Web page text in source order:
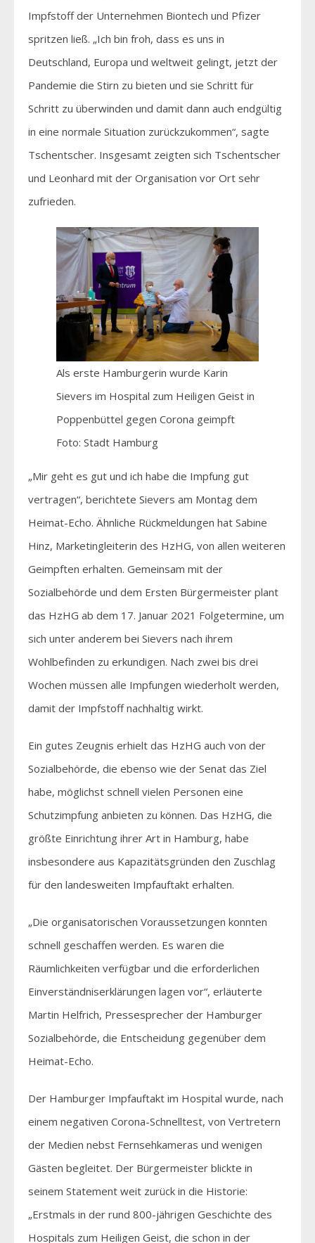
Impfstoff der Unternehmen Biontech und Pfizer
spritzen ließ. „Ich bin froh, dass es uns in
Deutschland, Europa und weltweit gelingt, jetzt der
Pandemie die Stirn zu bieten und sie Schritt für
Schritt zu überwinden und damit dann auch endgültig
in eine normale Situation zurückzukommen“, sagte
Tschentscher. Insgesamt zeigten sich Tschentscher
und Leonhard mit der Organisation vor Ort sehr
zufrieden.
Als erste Hamburgerin wurde Karin
Sievers im Hospital zum Heiligen Geist in
Poppenbüttel gegen Corona geimpft
Foto: Stadt Hamburg
„Mir geht es gut und ich habe die Impfung gut
vertragen“, berichtete Sievers am Montag dem
Heimat-Echo. Ähnliche Rückmeldungen hat Sabine
Hinz, Marketingleiterin des HzHG, von allen weiteren
Geimpften erhalten. Gemeinsam mit der
Sozialbehörde und dem Ersten Bürgermeister plant
das HzHG ab dem 17. Januar 2021 Folgetermine, um
sich unter anderem bei Sievers nach ihrem
Wohlbefinden zu erkundigen. Nach zwei bis drei
Wochen müssen alle Impfungen wiederholt werden,
damit der Impfstoff nachhaltig wirkt.
Ein gutes Zeugnis erhielt das HzHG auch von der
Sozialbehörde, die ebenso wie der Senat das Ziel
habe, möglichst schnell vielen Personen eine
Schutzimpfung anbieten zu können. Das HzHG, die
größte Einrichtung ihrer Art in Hamburg, habe
insbesondere aus Kapazitätsgründen den Zuschlag
für den landesweiten Impfauftakt erhalten.
„Die organisatorischen Voraussetzungen konnten
schnell geschaffen werden. Es waren die
Räumlichkeiten verfügbar und die erforderlichen
Einverständniserklärungen lagen vor“, erläuterte
Martin Helfrich, Pressesprecher der Hamburger
Sozialbehörde, die Entscheidung gegenüber dem
Heimat-Echo.
Der Hamburger Impfauftakt im Hospital wurde, nach
einem negativen Corona-Schnelltest, von Vertretern
der Medien nebst Fernsehkameras und wenigen
Gästen begleitet. Der Bürgermeister blickte in
seinem Statement weit zurück in die Historie:
„Erstmals in der rund 800-jährigen Geschichte des
Hospitals zum Heiligen Geist, die schon in der